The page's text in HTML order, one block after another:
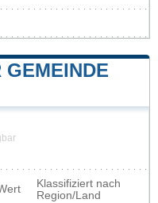
GEMEINDE
Klassifiziert nach
Region/Land